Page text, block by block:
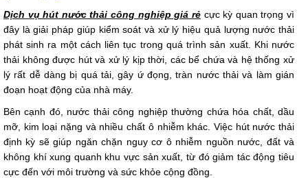
Dịch vụ hút nước thải công nghiệp giá rẻcực kỳ quan trọng vì
đây là giải pháp giúp kiểm soát và xử lý hiệu quả lượng nước thải
phát sinh ra một cách liên tục trong quá trình sản xuất. Khi nước
thải không được hút và xử lý kịp thời, các bể chứa và hệ thống xử
lý rất dễ dàng bị quá tải, gây ứ đọng, tràn nước thải và làm gián
đoạn hoạt động của nhà máy.
Bên cạnh đó, nước thải công nghiệp thường chứa hóa chất, dầu
mỡ, kim loại nặng và nhiều chất ô nhiễm khác. Việc hút nước thải
định kỳ sẽ giúp ngăn chặn nguy cơ ô nhiễm nguồn nước, đất và
không khí xung quanh khu vực sản xuất, từ đó giảm tác động tiêu
cực đến với môi trường và sức khỏe cộng đồng.